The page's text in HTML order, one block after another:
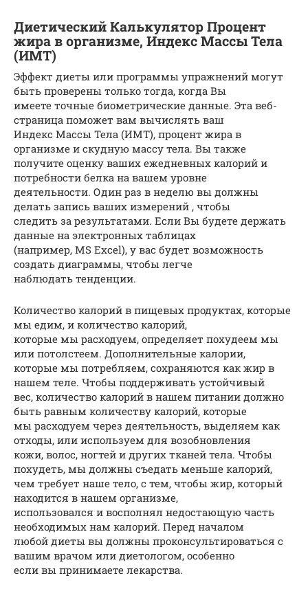
Диетический Калькулятор Процент
жира в организме, Индекс Массы Тела
(ИМТ)
Эффект диеты или программы упражнений могут
быть проверены только тогда, когда Вы
имеете точные биометрические данные. Эта веб-
страница поможет вам вычислять ваш
Индекс Массы Тела (ИМТ), процент жира в
организме и скудную массу тела. Вы также
получите оценку ваших ежедневных калорий и
потребности белка на вашем уровне
деятельности. Один раз в неделю вы должны
делать запись ваших измерений , чтобы
следить за результатами. Если Вы будете держать
данные на электронных таблицах
(например, MS Excel), у вас будет возможность
создать диаграммы, чтобы легче
наблюдать тенденции.
Количество калорий в пищевых продуктах, которые
мы едим, и количество калорий,
которые мы расходуем, определяет похудеем мы
или потолстеем. Дополнительные калории,
которые мы потребляем, сохраняются как жир в
нашем теле. Чтобы поддерживать устойчивый
вес, количество калорий в нашем питании должно
быть равным количеству калорий, которые
мы расходуем через деятельность, выделяем как
отходы, или используем для возобновления
кожи, волос, ногтей и других тканей тела. Чтобы
похудеть, мы должны съедать меньше калорий,
чем требует наше тело, с тем, чтобы жир, который
находится в нашем организме,
использовался и восполнял недостающую часть
необходимых нам калорий. Перед началом
любой диеты вы должны проконсультироваться с
вашим врачом или диетологом, особенно
если вы принимаете лекарства.